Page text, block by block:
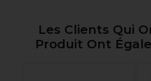
Les Clients Qui
Produit Ont